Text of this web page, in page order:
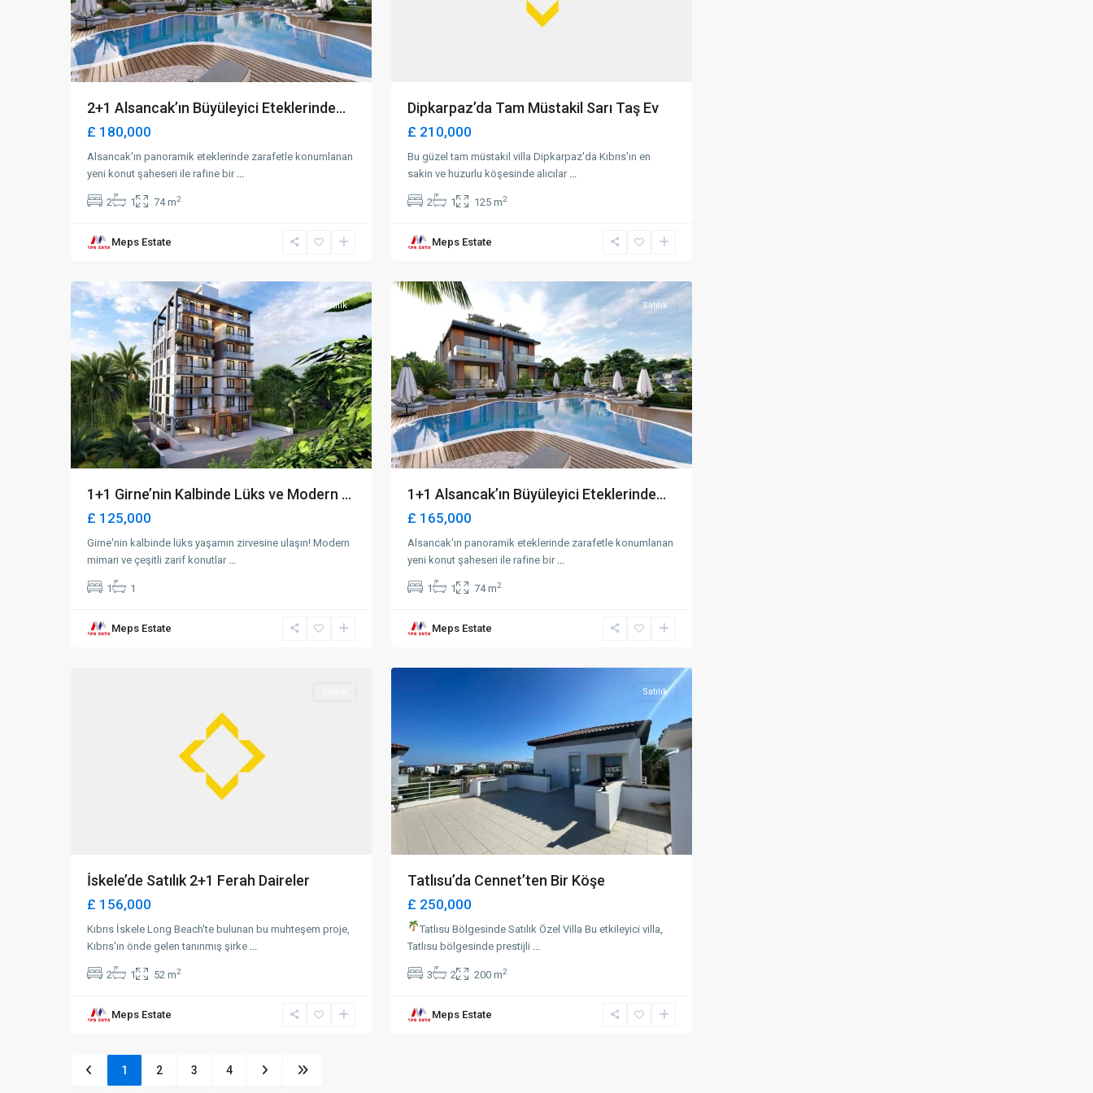
2+1 Alsancak’ın Büyüleyici Eteklerinde...
£ 180,000
Alsancak'ın panoramik eteklerinde zarafetle konumlanan
yeni konut şaheseri ile rafine bir ...
2 1 74 m2
Meps Estate
Dipkarpaz’da Tam Müstakil Sarı Taş Ev
£ 210,000
Bu güzel tam müstakil villa Dipkarpaz'da Kıbrıs'ın en
sakin ve huzurlu köşesinde alıcılar ...
2 1 125 m2
Meps Estate
Karakum,
Satılık
1+1 Girne’nin Kalbinde Lüks ve Modern ...
£ 125,000
Girne'nin kalbinde lüks yaşamın zirvesine ulaşın! Modern
mimari ve çeşitli zarif konutlar ...
1 1
Meps Estate
Alsancak,
Satılık
1+1 Alsancak’ın Büyüleyici Eteklerinde...
£ 165,000
Alsancak'ın panoramik eteklerinde zarafetle konumlanan
yeni konut şaheseri ile rafine bir ...
1 1 74 m2
Meps Estate
Beach,
İskele’de Satılık 2+1 Ferah Daireler
£ 156,000
Kıbrıs İskele Long Beach'te bulunan bu muhteşem proje,
Kıbrıs'ın önde gelen tanınmış şirke ...
2 1 52 m2
Meps Estate
Tatlısu,
Satılık
Tatlısu’da Cennet’ten Bir Köşe
£ 250,000
Tatlısu Bölgesinde Satılık Özel Villa Bu etkileyici villa,
Tatlısu bölgesinde prestijli ...
3 2 200 m2
Meps Estate
1 2 3 4